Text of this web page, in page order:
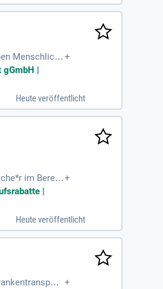
Menschlichk
Mobi
sich um das
+
gGmbH |
Heute veröffentlicht
im Bereic +
|
Heute veröffentlicht
+